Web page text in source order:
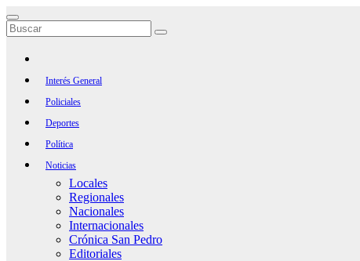
Saltar
al
contenido
Interés General
Policiales
Deportes
Política
Noticias
Locales
Regionales
Nacionales
Internacionales
Crónica San Pedro
Editoriales